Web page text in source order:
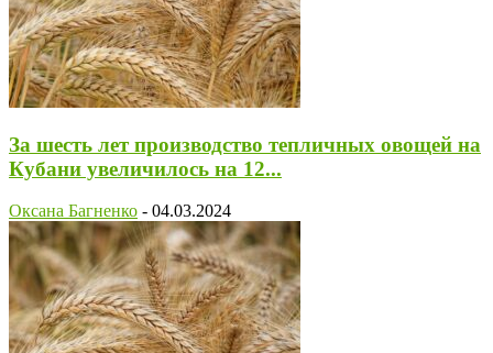
За шесть лет производство тепличных овощей на
Кубани увеличилось на 12...
Оксана Багненко - 04.03.2024